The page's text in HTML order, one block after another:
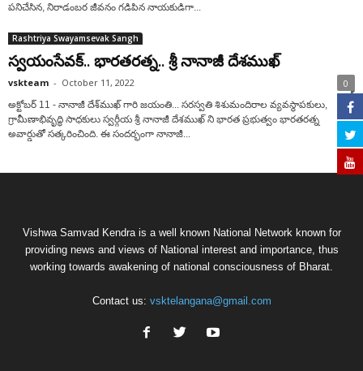
పనిచేసిన, నిరాడంబర జీవనం గడిపిన నాయకుడిగా...
Rashtriya Swayamsevak Sangh
స్వయంసేవక్.. భారతరత్న.. శ్రీ నానాజీ దేశముఖ్
vskteam - October 11, 2022 0
అక్టోబ‌ర్ 11 - నానాజీ దేశ్‌ముఖ్ గారి జ‌యంతి... సరస్వతి శిశుమందిరాల వ్యవస్థాపకులు,
గ్రామీణాభివృద్ధి సాధకులు స్వర్గీయ శ్రీ నానాజీ దేశముఖ్ ని భారత ప్రభుత్వం భారతరత్న
అవార్డుతో సత్కరించింది. ఈ సందర్భంగా నానాజీ...
Vishwa Samvad Kendra is a well known National Network known for
providing news and views of National interest and importance, thus
working towards awakening of national consciousness of Bharat.
Contact us: vsktelangana@gmail.com